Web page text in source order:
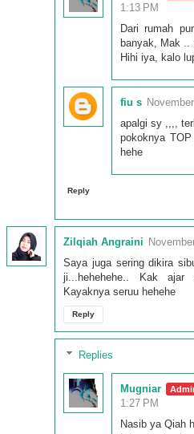
1:13 PM
Dari rumah
banyak, Mak ..
Hihi iya, kalo
fiu s
apalgi sy ,,,,
pokoknya
hehe
Reply
Zilqiah Angraini
Saya juga sering dikira
ji...hehehehe.. Kak
Kayaknya seruu hehehe
Reply
Replies
Mugniar
1:27 PM
Nasib ya Qiah